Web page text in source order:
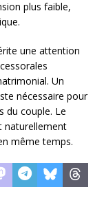
plus faible,
une attention
Un
nécessaire pour
du couple. Le
naturellement
même temps.